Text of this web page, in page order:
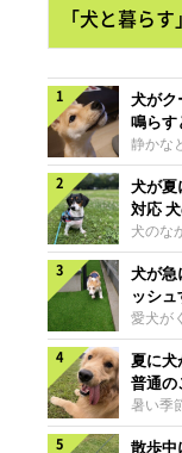
「犬と暮ら
犬がク
鳴らす
静かな
鳴いた
するこ
わけで
かお願
さんも
クーン
め方と
のきも
伺いま
ち？い
クーン
を伝え
れてい
犬が夏
対応
犬のな
らない
の気配
しない
るよう
のに、
場合は
「愛犬
対応」
室の白
犬の散
犬が
ッシ
愛犬が
屋の中
驚いた
「何が
んも多
のに、
と不安
夏に犬
普通
策とは
暑い季
ばかり
か？そ
散歩中